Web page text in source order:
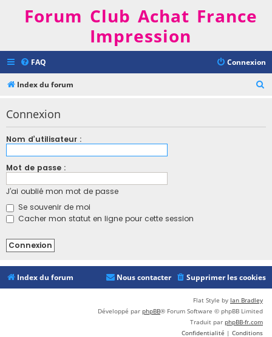
Forum Club Achat France
Impression
FAQ Connexion
Index du forum
Connexion
Nom d’utilisateur :
Mot de passe :
J’ai oublié mon mot de passe
Se souvenir de moi
Cacher mon statut en ligne pour cette session
Index du forum Supprimer les cookies
Nous contacter
Flat Style by Ian Bradley
Développé par phpBB® Forum Software © phpBB Limited
Traduit par phpBB-fr.com
Confidentialité | Conditions